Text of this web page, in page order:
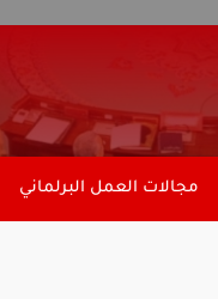
مجالات العمل البرلماني